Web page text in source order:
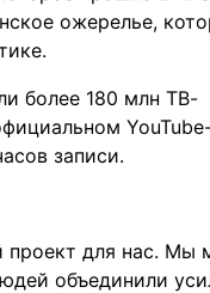
ожерелье,
более 180 млн ТВ-
записи.
проект для нас. Мы
объединили